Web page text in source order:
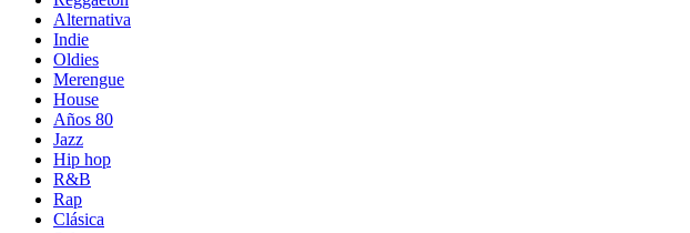
Alternativa
Indie
Oldies
Merengue
House
Años 80
Jazz
Hip hop
R&B
Rap
Clásica